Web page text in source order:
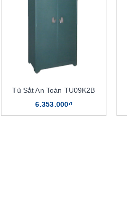
Tủ Sắt An Toàn TU09K2B
6.353.000₫